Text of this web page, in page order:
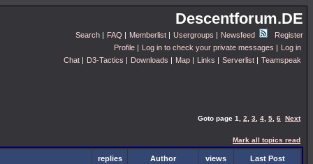
Descentforum.DE
Search | FAQ | Memberlist | Usergroups | Newsfeed
Register
Profile | Log in to check your private messages | Log in
Chat | D3-Tactics | Downloads | Map | Links | Serverlist | Teamspeak
Goto page 1 2 3 4 5 6 Next
Mark all topics read
replies Author views Last Post